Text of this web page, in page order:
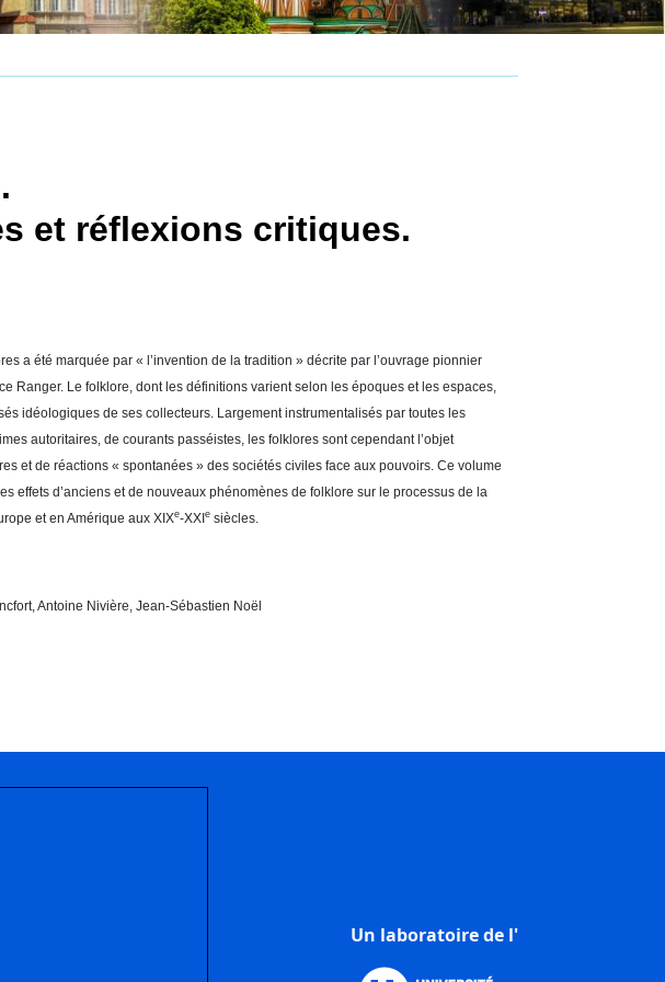
et réflexions critiques.
a été marquée par « l’invention de la tradition » décrite par l’ouvrage pionnier
Ranger. Le folklore, dont les définitions varient selon les époques et les espaces,
idéologiques de ses collecteurs. Largement instrumentalisés par toutes les
autoritaires, de courants passéistes, les folklores sont cependant l’objet
et de réactions « spontanées » des sociétés civiles face aux pouvoirs. Ce volume
effets d’anciens et de nouveaux phénomènes de folklore sur le processus de la
et en Amérique aux XIXe-XXIe siècles.
Antoine Nivière, Jean-Sébastien Noël
Un laboratoire de l'